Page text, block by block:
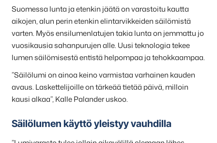
Suomessa lunta ja etenkin jäätä on varastoitu kautta
aikojen, alun perin etenkin elintarvikkeiden säilömistä
varten. Myös ensilumenlatujen takia lunta on jemmattu jo
vuosikausia sahanpurujen alle. Uusi teknologia tekee
lumen säilömisestä entistä helpompaa ja tehokkaampaa.
”Säilölumi on ainoa keino varmistaa varhainen kauden
avaus. Laskettelijoille on tärkeää tietää päivä, milloin
kausi alkaa”, Kalle Palander uskoo.
Säilölumen käyttö yleistyy vauhdilla